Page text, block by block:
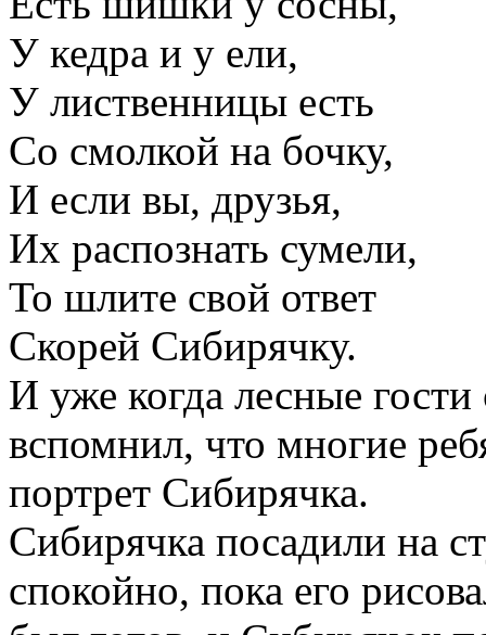
У кедра и у ели,
У лиственницы есть
Со смолкой на бочку,
И если вы, друзья,
Их распознать сумели,
То шлите свой ответ
Скорей Сибирячку.
И уже когда лесные
вспомнил, что многие
портрет Сибирячка.
Сибирячка посадили на
спокойно, пока его